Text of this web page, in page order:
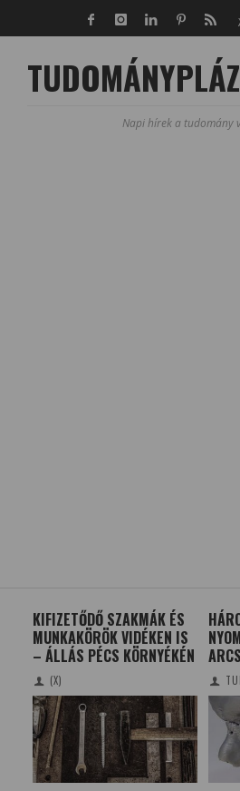
Napi hírek a tudomány
KIFIZETŐDŐ SZAKMÁK ÉS
MUNKAKÖRÖK VIDÉKEN IS
– ÁLLÁS PÉCS KÖRNYÉKÉN
(X)